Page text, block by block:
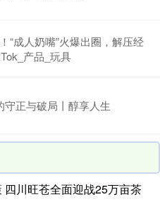
“成人奶嘴”火爆出圈，解压经
产品_玩具
守正与破局丨醇享人生
川旺苍全面迎战25万亩茶